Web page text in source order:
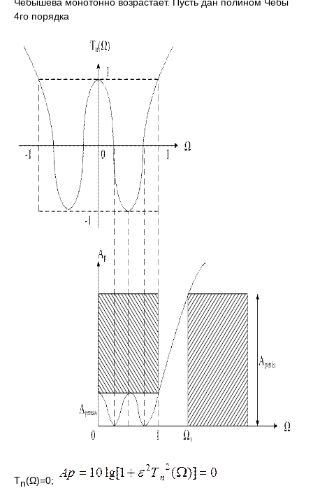
4го порядка
Тn(Ω)=0;